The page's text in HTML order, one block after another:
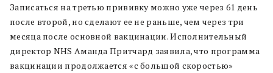
Записаться на третью прививку можно уже через 61 день
после второй, но сделают ее не раньше, чем через три
месяца после основной вакцинации. Исполнительный
директор NHS Аманда Притчард заявила, что программа
вакцинации продолжается «с большой скоростью»